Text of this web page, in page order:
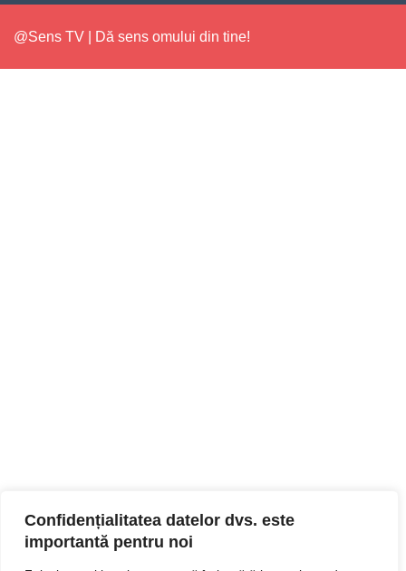
Confidențialitatea datelor dvs. este
importantă pentru noi
@Sens TV | Dă sens omului din tine!